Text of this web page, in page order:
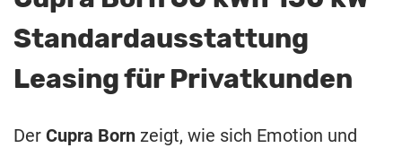
Standardausstattung
Leasing für Privatkunden
Der Cupra Born zeigt, wie sich Emotion und